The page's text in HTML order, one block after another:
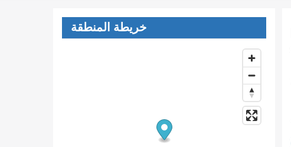
خريطة المنطقة